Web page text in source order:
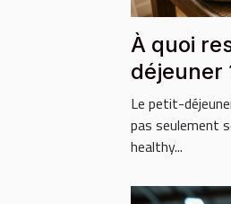
À quoi
déjeuner
local et
Le petit-
pas seulement
healthy...